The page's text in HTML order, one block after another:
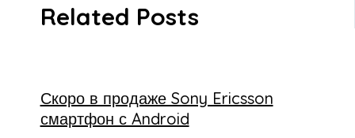
Related Posts
Скоро в продаже Sony Ericsson
смартфон с Android